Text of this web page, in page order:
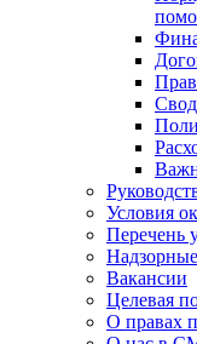
Условия
Перечень
Вакансии
Целевая
О правах